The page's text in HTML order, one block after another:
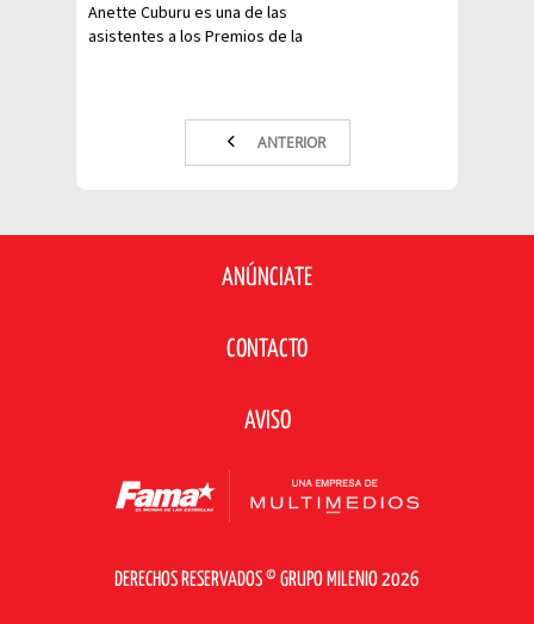
Anette Cuburu es una de las
asistentes a los Premios de la
ANTERIOR
ANÚNCIATE
CONTACTO
AVISO
DERECHOS RESERVADOS © GRUPO MILENIO 2026